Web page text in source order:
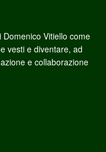
Domenico Vitiello come
vesti e diventare, ad
e collaborazione